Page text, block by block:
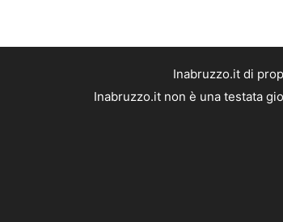
Inabruzzo.it di
Inabruzzo.it non è una testata